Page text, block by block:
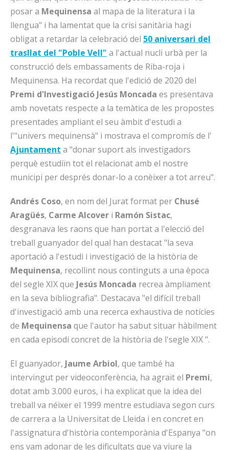
posar a Mequinensa al mapa de la literatura i la
llengua" i ha lamentat que la crisi sanitària hagi
obligat a retardar la celebració del 50 aniversari del
trasllat del "Poble Vell" a l'actual nucli urbà per la
construcció dels embassaments de Riba-roja i
Mequinensa. Ha recordat que l'edició de 2020 del
Premi d'Investigació Jesús Moncada es presentava
amb novetats respecte a la temàtica de les propostes
presentades ampliant el seu àmbit d'estudi a
l'"univers mequinensà" i mostrava el compromís de l'
Ajuntament a "donar suport als investigadors
perquè estudiïn tot el relacionat amb el nostre
municipi per després donar-lo a conèixer a tot arreu".
Andrés Coso, en nom del Jurat format per Chusé
Aragüés, Carme Alcover i Ramón Sistac,
desgranava les raons que han portat a l'elecció del
treball guanyador del qual han destacat "la seva
aportació a l'estudi i investigació de la història de
Mequinensa, recollint nous continguts a una època
del segle XIX que Jesús Moncada recrea àmpliament
en la seva bibliografia". Destacava "el difícil treball
d'investigació amb una recerca exhaustiva de notícies
de Mequinensa que l'autor ha sabut situar hàbilment
en cada episodi concret de la història de l'segle XIX ".
El guanyador, Jaume Arbiol, que també ha
intervingut per videoconferència, ha agraït el Premi,
dotat amb 3.000 euros, i ha explicat que la idea del
treball va néixer el 1999 mentre estudiava segon curs
de carrera a la Universitat de Lleida i en concret en
l'assignatura d'història contemporània d'Espanya "on
ens vam adonar de les dificultats que va viure la